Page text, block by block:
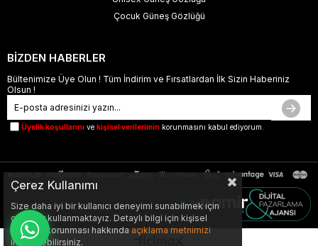
Çocuk Güneş Gözlüğü
BİZDEN HABERLER
Bültenimize Üye Olun ! Tüm İndirim ve Fırsatlardan İlk Sizin Haberiniz
Olsun !
Üyelik koşullarını ve kişisel verilerimin korunmasını kabul ediyorum.
Çerez Kullanımı
Size daha iyi bir kullanıcı deneyimi sunabilmek için
çerezler kullanmaktayız. Detaylı bilgi için kişisel
verilerin korunması hakkında açıklama metnimizi
inceleyebilirsiniz.